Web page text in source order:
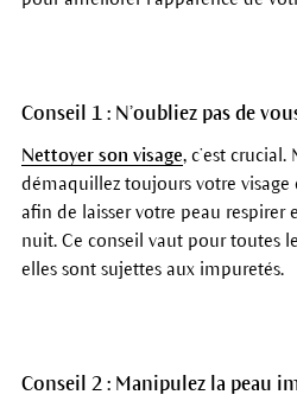
Conseil 1 : N’oubliez pas de
Nettoyer son visage, c’est
démaquillez toujours votre
afin de laisser votre peau
nuit. Ce conseil vaut pour toutes
elles sont sujettes aux impuretés.
Conseil 2 : Manipulez la peau